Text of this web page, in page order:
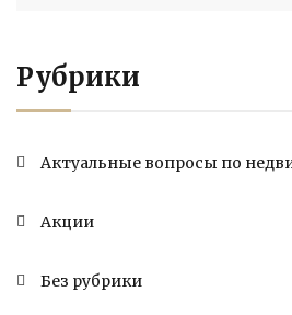
Рубрики
Актуальные вопросы по
Акции
Без рубрики